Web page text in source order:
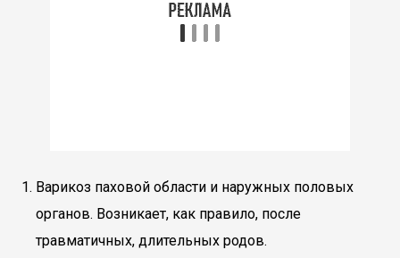
Варикоз паховой области и наружных половых
органов. Возникает, как правило, после
травматичных, длительных родов.